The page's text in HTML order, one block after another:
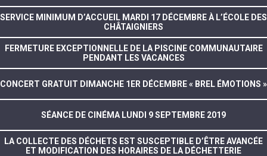
SERVICE MINIMUM D’ACCUEIL MARDI 17 DÉCEMBRE À L’ÉCOLE DES
CHÂTAIGNIERS
FERMETURE EXCEPTIONNELLE DE LA PISCINE COMMUNAUTAIRE
PENDANT LES VACANCES
CONCERT GRATUIT DIMANCHE 1ER DÉCEMBRE « BREL ÉMOTIONS »
SÉANCE DE CINÉMA LUNDI 9 SEPTEMBRE 2019
LA COLLECTE DES DÉCHETS EST SUSCEPTIBLE D’ÊTRE AVANCÉE
ET MODIFICATION DES HORAIRES DE LA DÉCHETTERIE